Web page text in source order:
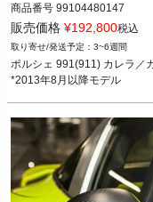
商品番号 99104480147
ポルシェ 991(911) カレラ／
3-18
*2013年8月以降モデル
販売価格 ¥192,800税込
3~6週間
ポルシェ 991(911) カレラ／
*2013年8月以降モデル